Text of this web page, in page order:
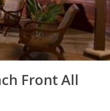
Front All